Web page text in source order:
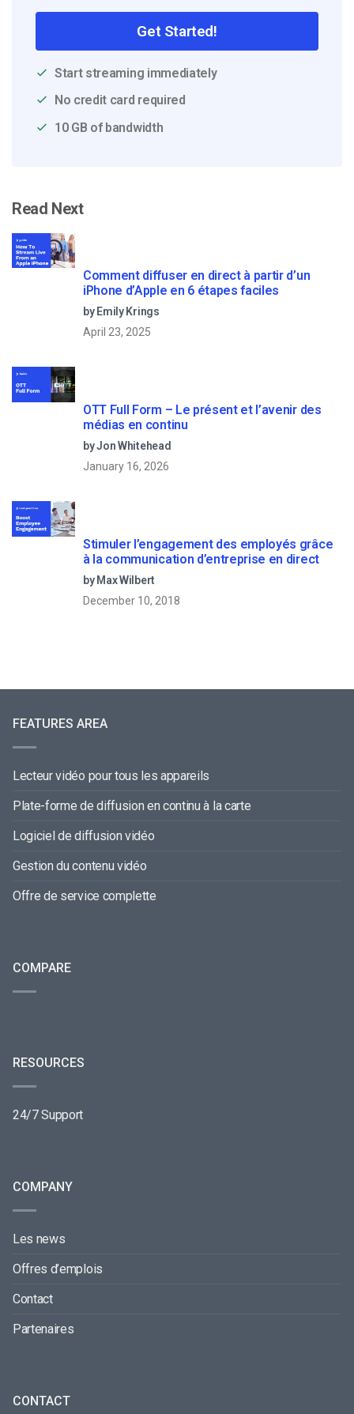
Get Started!
Start streaming immediately
No credit card required
10 GB of bandwidth
Read Next
Comment diffuser en direct à partir d’un
iPhone d’Apple en 6 étapes faciles
by Emily Krings
April 23, 2025
OTT Full Form – Le présent et l’avenir des
médias en continu
by Jon Whitehead
January 16, 2026
Stimuler l’engagement des employés grâce
à la communication d’entreprise en direct
by Max Wilbert
December 10, 2018
FEATURES AREA
Lecteur vidéo pour tous les appareils
Plate-forme de diffusion en continu à la carte
Logiciel de diffusion vidéo
Gestion du contenu vidéo
Offre de service complette
COMPARE
RESOURCES
24/7 Support
COMPANY
Les news
Offres d’emplois
Contact
Partenaires
CONTACT